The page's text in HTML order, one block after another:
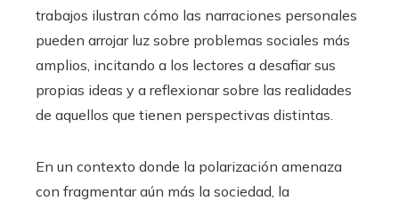
trabajos ilustran cómo las narraciones personales
pueden arrojar luz sobre problemas sociales más
amplios, incitando a los lectores a desafiar sus
propias ideas y a reflexionar sobre las realidades
de aquellos que tienen perspectivas distintas.
En un contexto donde la polarización amenaza
con fragmentar aún más la sociedad, la